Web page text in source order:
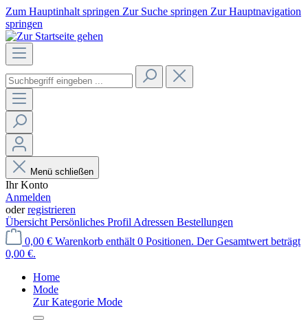
Zum Hauptinhalt springen Zur Suche springen Zur Hauptnavigation
springen
Menü schließen
Ihr Konto
Anmelden
oderregistrieren
Übersicht Persönliches Profil Adressen Bestellungen
0,00 € Warenkorb enthält 0 Positionen. Der Gesamtwert beträgt
0,00 €.
Home
Mode
Zur Kategorie Mode